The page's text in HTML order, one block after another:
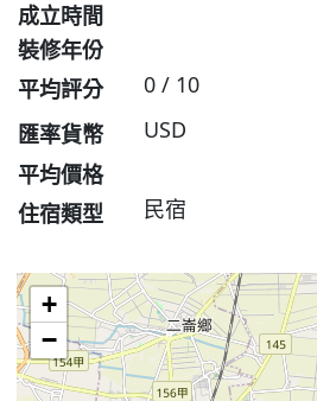
成立時間
裝修年份
平均評分
0 / 10
匯率貨幣
USD
平均價格
住宿類型
民宿
+
−